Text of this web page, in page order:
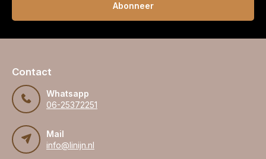
Abonneer
Contact
Whatsapp
06-25372251
Mail
info@linijn.nl